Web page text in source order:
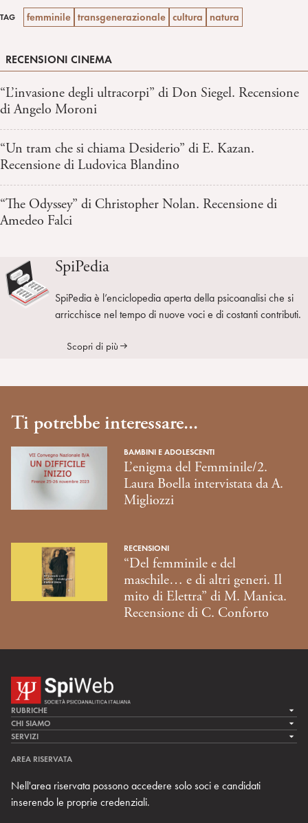
TAG femminile transgenerazionale cultura natura
RECENSIONI CINEMA
“L’invasione degli ultracorpi” di Don Siegel. Recensione
di Angelo Moroni
“Un tram che si chiama Desiderio” di E. Kazan.
Recensione di Ludovica Blandino
“The Odyssey” di Christopher Nolan. Recensione di
Amedeo Falci
SpiPedia
SpiPedia è l’enciclopedia aperta della psicoanalisi che si
arricchisce nel tempo di nuove voci e di costanti contributi.
Scopri di più
Ti potrebbe interessare...
BAMBINI E ADOLESCENTI
L’enigma del Femminile/2.
Laura Boella intervistata da A.
Migliozzi
RECENSIONI
“Del femminile e del
maschile… e di altri generi. Il
mito di Elettra” di M. Manica.
Recensione di C. Conforto
RUBRICHE
LA CURA
LA RICERCA
MULTIMEDIA
CHI SIAMO
LA SPI
TEAM DI SPIWEB
CONTATTI
RIVISTE
SERVIZI
ARCHIVIO STORICO
AREA RISERVATA
Nell'area riservata possono accedere solo soci e candidati
inserendo le proprie credenziali.